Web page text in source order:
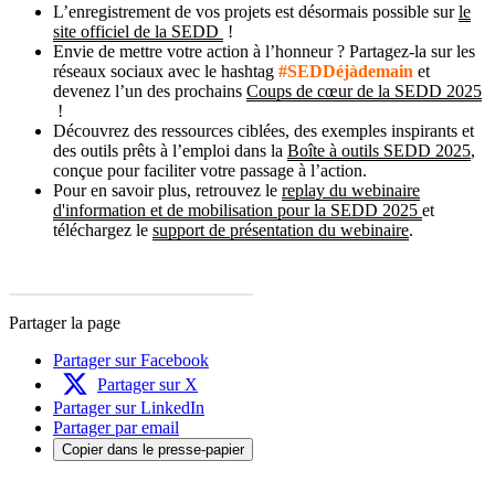
L’enregistrement de vos projets est désormais possible surle
site officiel de la SEDD !
Envie de mettre votre action à l’honneur ? Partagez-la sur les
réseaux sociaux avec le hashtag #SEDDéjàdemain et
devenez l’un des prochains Coups de cœur de la SEDD 2025
!
Découvrez des ressources ciblées, des exemples inspirants et
des outils prêts à l’emploi dans la Boîte à outils SEDD 2025,
conçue pour faciliter votre passage à l’action.
Pour en savoir plus, retrouvez le replay du webinaire
d'information et de mobilisation pour la SEDD 2025 et
téléchargez le support de présentation du webinaire.
Partager la page
Partager sur Facebook
Partager sur X
Partager sur LinkedIn
Partager par email
Copier dans le presse-papier